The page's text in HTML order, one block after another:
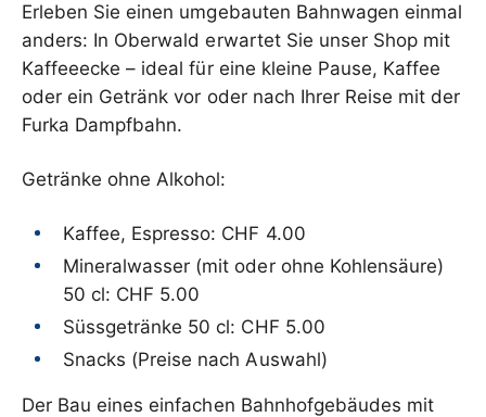
Erleben Sie einen umgebauten Bahnwagen einmal
anders: In Oberwald erwartet Sie unser Shop mit
Kaffeeecke – ideal für eine kleine Pause, Kaffee
oder ein Getränk vor oder nach Ihrer Reise mit der
Furka Dampfbahn.
Getränke ohne Alkohol:
Kaffee, Espresso: CHF 4.00
Mineralwasser (mit oder ohne Kohlensäure)
50 cl: CHF 5.00
Süssgetränke 50 cl: CHF 5.00
Snacks (Preise nach Auswahl)
Der Bau eines einfachen Bahnhofgebäudes mit